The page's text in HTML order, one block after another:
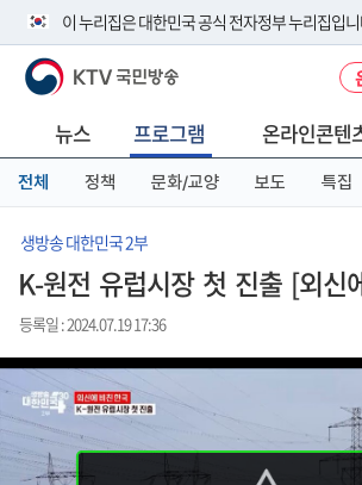
이 누리집은 대한민국 공식 전자정부 누리집입
공식 누리집 주소 확인하기
니다.
이밖에 or.kr 또는 .kr등 다른 도메인 주소를 사용
서 도메인 주소를 확인해 보세요
KTV 국민방송
뉴스 프로그램 온라인콘텐
전체 정책 문화/교양 보도 특집
생방송 대한민국 2부
K-원전 유럽시장 첫 진출 [외신
등록일 : 2024.07.19 17:36